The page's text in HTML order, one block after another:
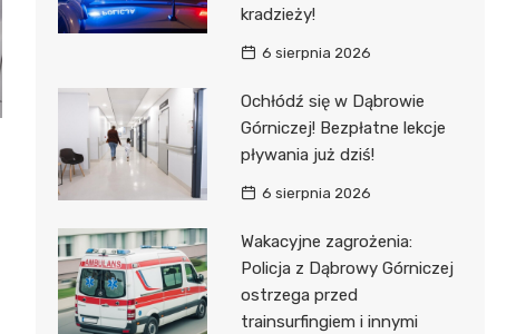
kradzieży!
6 sierpnia 2026
Ochłódź się w Dąbrowie
Górniczej! Bezpłatne lekcje
pływania już dziś!
6 sierpnia 2026
Wakacyjne zagrożenia:
Policja z Dąbrowy Górniczej
ostrzega przed
trainsurfingiem i innymi